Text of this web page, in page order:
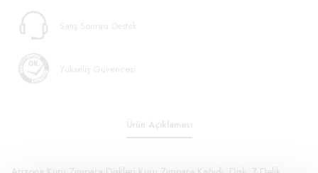
Satış Sonrası Destek
Yükseliş Güvencesi
Ürün Açıklaması